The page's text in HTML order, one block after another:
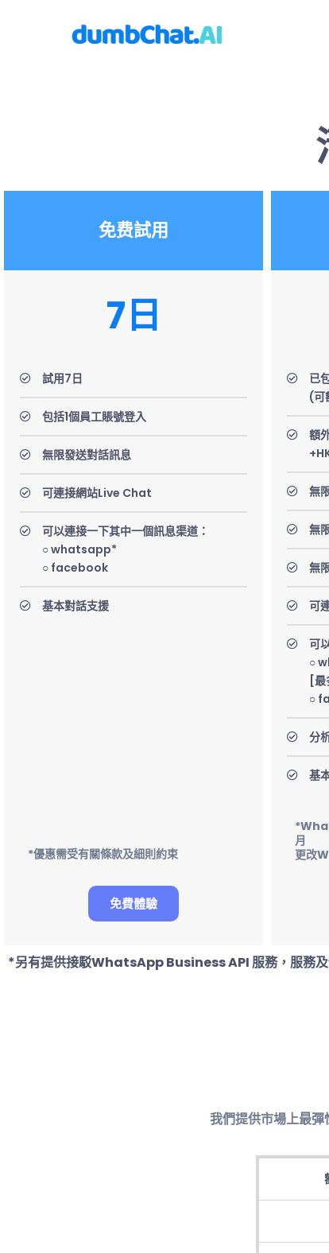
免费試用
7日
試用7日
包括1個員工賬號登入
無限發送對話訊息
可連接網站Live Chat
可以連接一下其中一個訊息渠道：
○ whatsapp*
○ facebook
基本對話支援
*優惠需受有關條款及細則約束
免費體驗
已
(可
額
無
無
無
可
可
○
[
○
分
基
月
更改
*另有提供接駁WhatsApp Business API 服務，服務
我們提供市場上最